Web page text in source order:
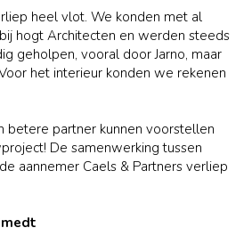
heel vlot. We konden met al
hogt Architecten en werden steeds
geholpen, vooral door Jarno, maar
het interieur konden we rekenen
betere partner kunnen voorstellen
De samenwerking tussen
aannemer Caels & Partners verliep